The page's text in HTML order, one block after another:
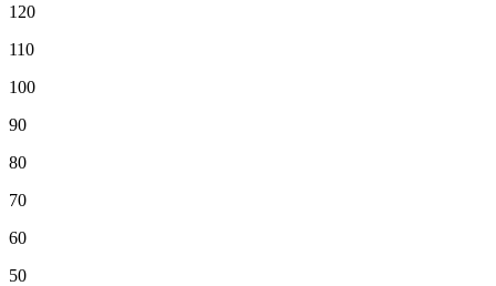
120
110
100
90
80
70
60
50